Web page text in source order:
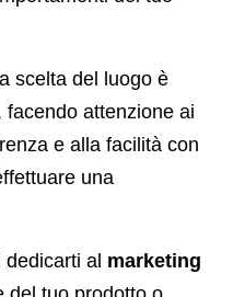
scelta del luogo è
facendo attenzione ai
e alla facilità con
una
dedicarti al marketing